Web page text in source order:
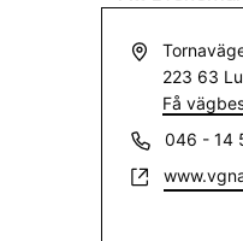
A
e
s
223 63
Få
T
e
l
046 - 14
W